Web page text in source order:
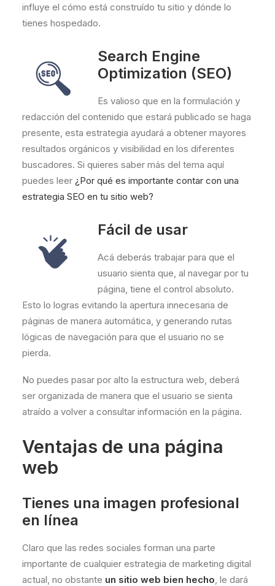
influye el cómo está construído tu sitio y dónde lo
tienes hospedado.
Search Engine
Optimization (SEO)
Es valioso que en la formulación y
redacción del contenido que estará publicado se haga
presente, esta estrategia ayudará a obtener mayores
resultados orgánicos y visibilidad en los diferentes
buscadores. Si quieres saber más del tema aquí
puedes leer ¿Por qué es importante contar con una
estrategia SEO en tu sitio web?
Fácil de usar
Acá deberás trabajar para que el
usuario sienta que, al navegar por tu
página, tiene el control absoluto.
Esto lo logras evitando la apertura innecesaria de
páginas de manera automática, y generando rutas
lógicas de navegación para que el usuario no se
pierda.
No puedes pasar por alto la estructura web, deberá
ser organizada de manera que el usuario se sienta
atraído a volver a consultar información en la página.
Ventajas de una página
web
Tienes una imagen profesional
en línea
Claro que las redes sociales forman una parte
importante de cualquier estrategia de marketing digital
actual, no obstante un sitio web bien hecho , le dará